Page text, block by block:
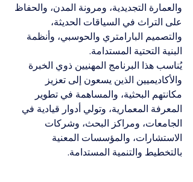
والعمارة التجديدية، ومرونة المدن، والحفاظ
على التراث في السياقات الحديثة،
والتصميم البارامتري والحوسبي، وأنظمة
البنية التحتية المستدامة.
يُناسب هذا البرنامج المهنيين ذوي الخبرة
والأكاديميين الذين يسعون إلى تعزيز
مكانتهم البحثية، والمساهمة في تطوير
المعرفة المعمارية، وتولي أدوار قيادية في
الجامعات، ومراكز البحث، وشركات
الاستشارات، والمؤسسات المعنية
بالتخطيط والتنمية المستدامة.